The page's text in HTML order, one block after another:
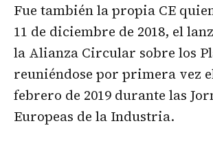
Fue también la propia CE
11 de diciembre de 2018, el
la Alianza Circular sobre los
reuniéndose por primera vez
febrero de 2019 durante las
Europeas de la Industria.